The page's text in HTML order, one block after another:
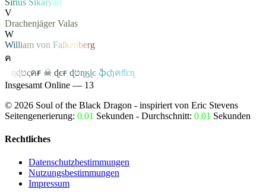
V
Drachenjäger Valas
W
William von Falkenberg
ค
ɳɖטςคꞧ ☠ ɖєꞧ ɖטɳӄɭє ֆςђคƭƭєɳ
Insgesamt Online — 13
© 2026 Soul of the Black Dragon - inspiriert von Eric Stevens
Seitengenerierung: 0.01 Sekunden - Durchschnitt: 0.01 Sekunden
Rechtliches
Datenschutzbestimmungen
Nutzungsbestimmungen
Impressum